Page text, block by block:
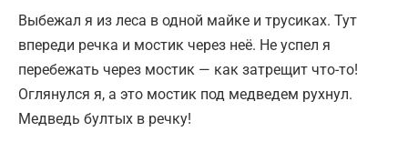
Выбежал я из леса в одной майке и трусиках. Тут
впереди речка и мостик через неё. Не успел я
перебежать через мостик — как затрещит что-то!
Оглянулся я, а это мостик под медведем рухнул.
Медведь бултых в речку!